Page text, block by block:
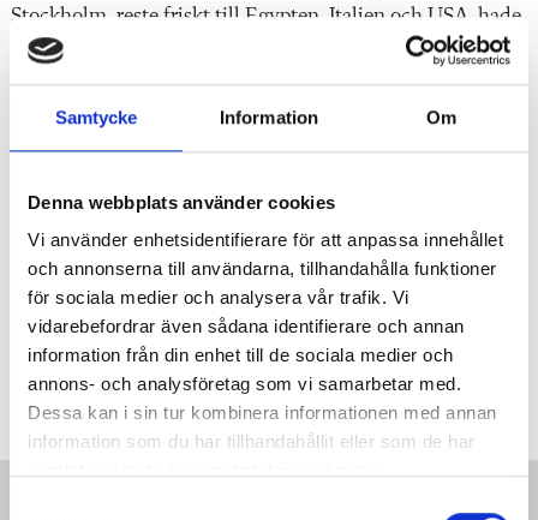
Samtycke Information Om
Denna webbplats använder cookies
Vi använder enhetsidentifierare för att anpassa innehållet
och annonserna till användarna, tillhandahålla funktioner
för sociala medier och analysera vår trafik. Vi
vidarebefordrar även sådana identifierare och annan
information från din enhet till de sociala medier och
annons- och analysföretag som vi samarbetar med.
Dessa kan i sin tur kombinera informationen med annan
information som du har tillhandahållit eller som de har
Stockholm, reste friskt till Egypten, Italien och USA, hade
bostad på Teneriffa och med tiden drog sig allt mera mot
ockultism, spiritualism, healing och det som senare kom
att kallas new age.
gick att komma från röda stugor, kälkbackar och
sörgårdsidyller.
Ur led är i sanning dåtiden.
Taggar: Retro Litteratur Läsinlärning Läsning